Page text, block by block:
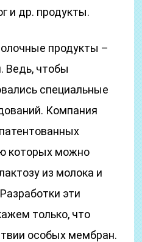
и др. продукты.
продукты –
Ведь, чтобы
специальные
Компания
которых можно
из молока и
эти
только, что
особых мембран.